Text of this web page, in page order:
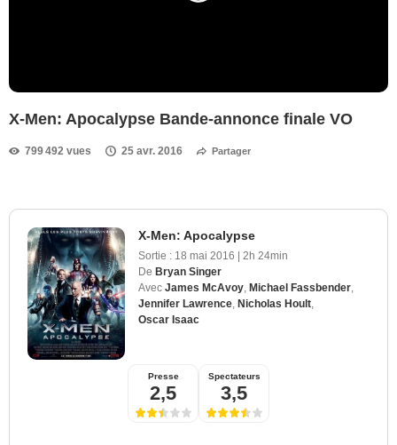
X-Men: Apocalypse Bande-annonce finale VO
799 492 vues 25 avr. 2016 Partager
X-Men: Apocalypse
Sortie : 18 mai 2016 | 2h 24min
De Bryan Singer
Avec James McAvoy Michael Fassbender
Jennifer Lawrence Nicholas Hoult
Oscar Isaac
Presse
2,5
Spectateurs
3,5